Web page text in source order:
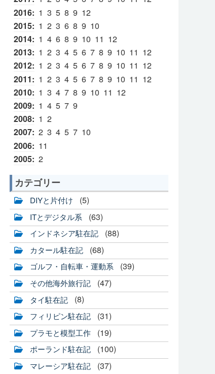
2016: 1 3 5 8 9 12
2015: 1 2 3 6 8 9 10
2014: 1 4 6 8 9 10 11 12
2013: 1 2 3 4 5 6 7 8 9 10 11 12
2012: 1 2 3 4 5 6 7 8 9 10 11 12
2011: 1 2 3 4 5 6 7 8 9 10 11 12
2010: 1 3 4 7 8 9 10 11 12
2009: 1 4 5 7 9
2008: 1 2
2007: 2 3 4 5 7 10
2006: 11
2005: 2
カテゴリー
DIYと片付け (5)
ITとデジタル系 (63)
インドネシア駐在記 (88)
カタール駐在記 (68)
ゴルフ・自転車・運動系 (39)
その他海外旅行記 (47)
タイ駐在記 (8)
フィリピン駐在記 (31)
プラモと模型工作 (19)
ポーランド駐在記 (100)
マレーシア駐在記 (37)